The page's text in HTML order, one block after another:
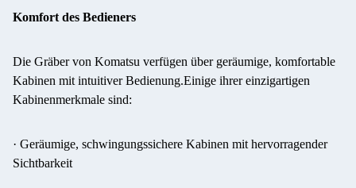
Komfort des Bedieners
Die Gräber von Komatsu verfügen über geräumige, komfortable
Kabinen mit intuitiver Bedienung.Einige ihrer einzigartigen
Kabinenmerkmale sind:
· Geräumige, schwingungssichere Kabinen mit hervorragender
Sichtbarkeit